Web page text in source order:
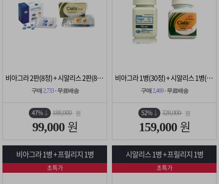
비아그라 2판(8정) + 시알리스 2판(8정)
구매 2,733· 무료배송
47% 188,000 원
99,000 원
비아그라 1병(30정) + 시알리스 1병(30정)
구매 2,469· 무료배송
52% 328,000 원
159,000 원
비아그라 1병 + 프릴리지 1병
초특가
시알리스 1병 + 프릴리지 1병
초특가